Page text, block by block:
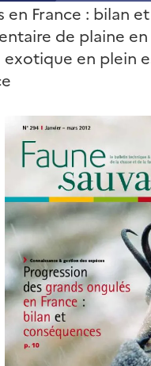
en France : bilan
de plaine en
en plein